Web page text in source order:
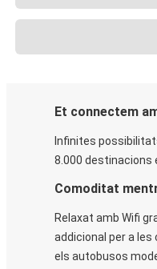
Et connectem
Infinites
8.000 destinacions
Comoditat
Relaxat amb Wifi
addicional per a les
els autobusos